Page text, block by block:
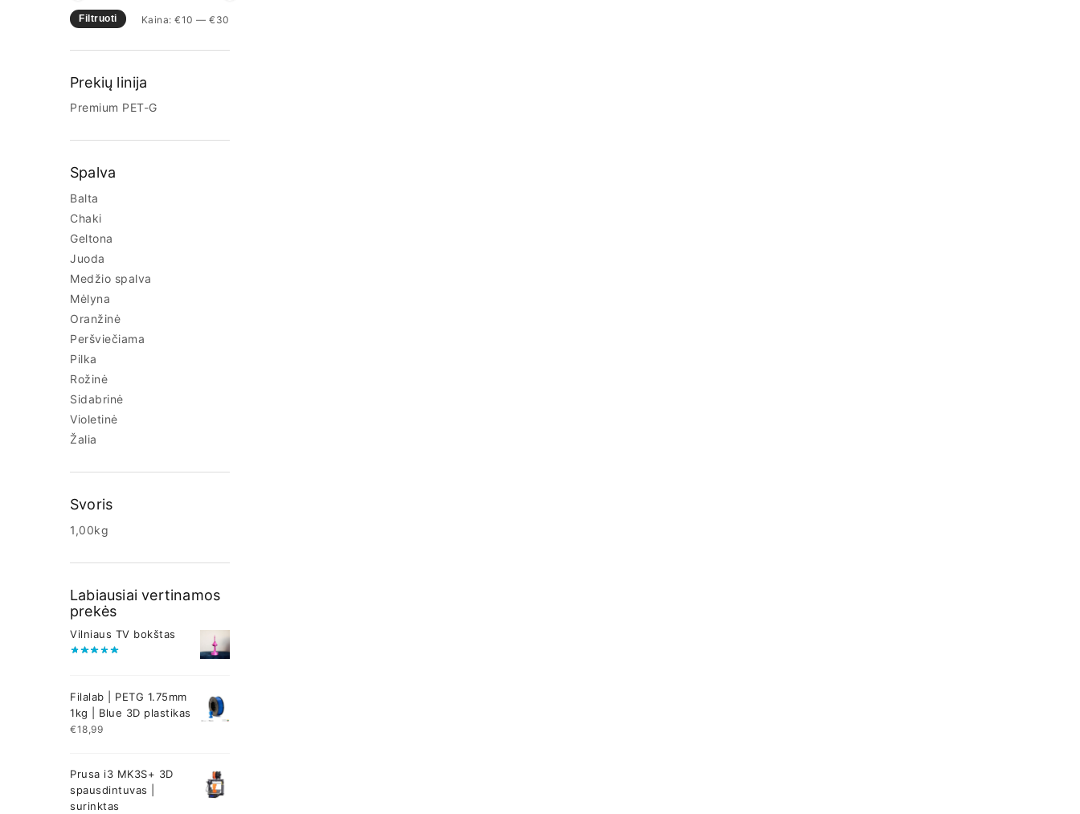
Filtruoti Kaina:€10 —€30
Prekių linija
Premium PET-G
Spalva
Balta
Chaki
Geltona
Juoda
Medžio spalva
Mėlyna
Oranžinė
Peršviečiama
Pilka
Rožinė
Sidabrinė
Violetinė
Žalia
Svoris
1,00kg
Labiausiai vertinamos
prekės
Vilniaus TV bokštas
Filalab | PETG 1.75mm
1kg | Blue 3D plastikas
€18,99
Prusa i3 MK3S+ 3D
spausdintuvas |
surinktas